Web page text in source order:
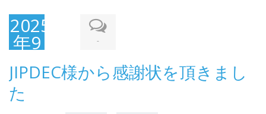
2025
年9
日
-
JIPDEC様から感謝状を頂きまし
た